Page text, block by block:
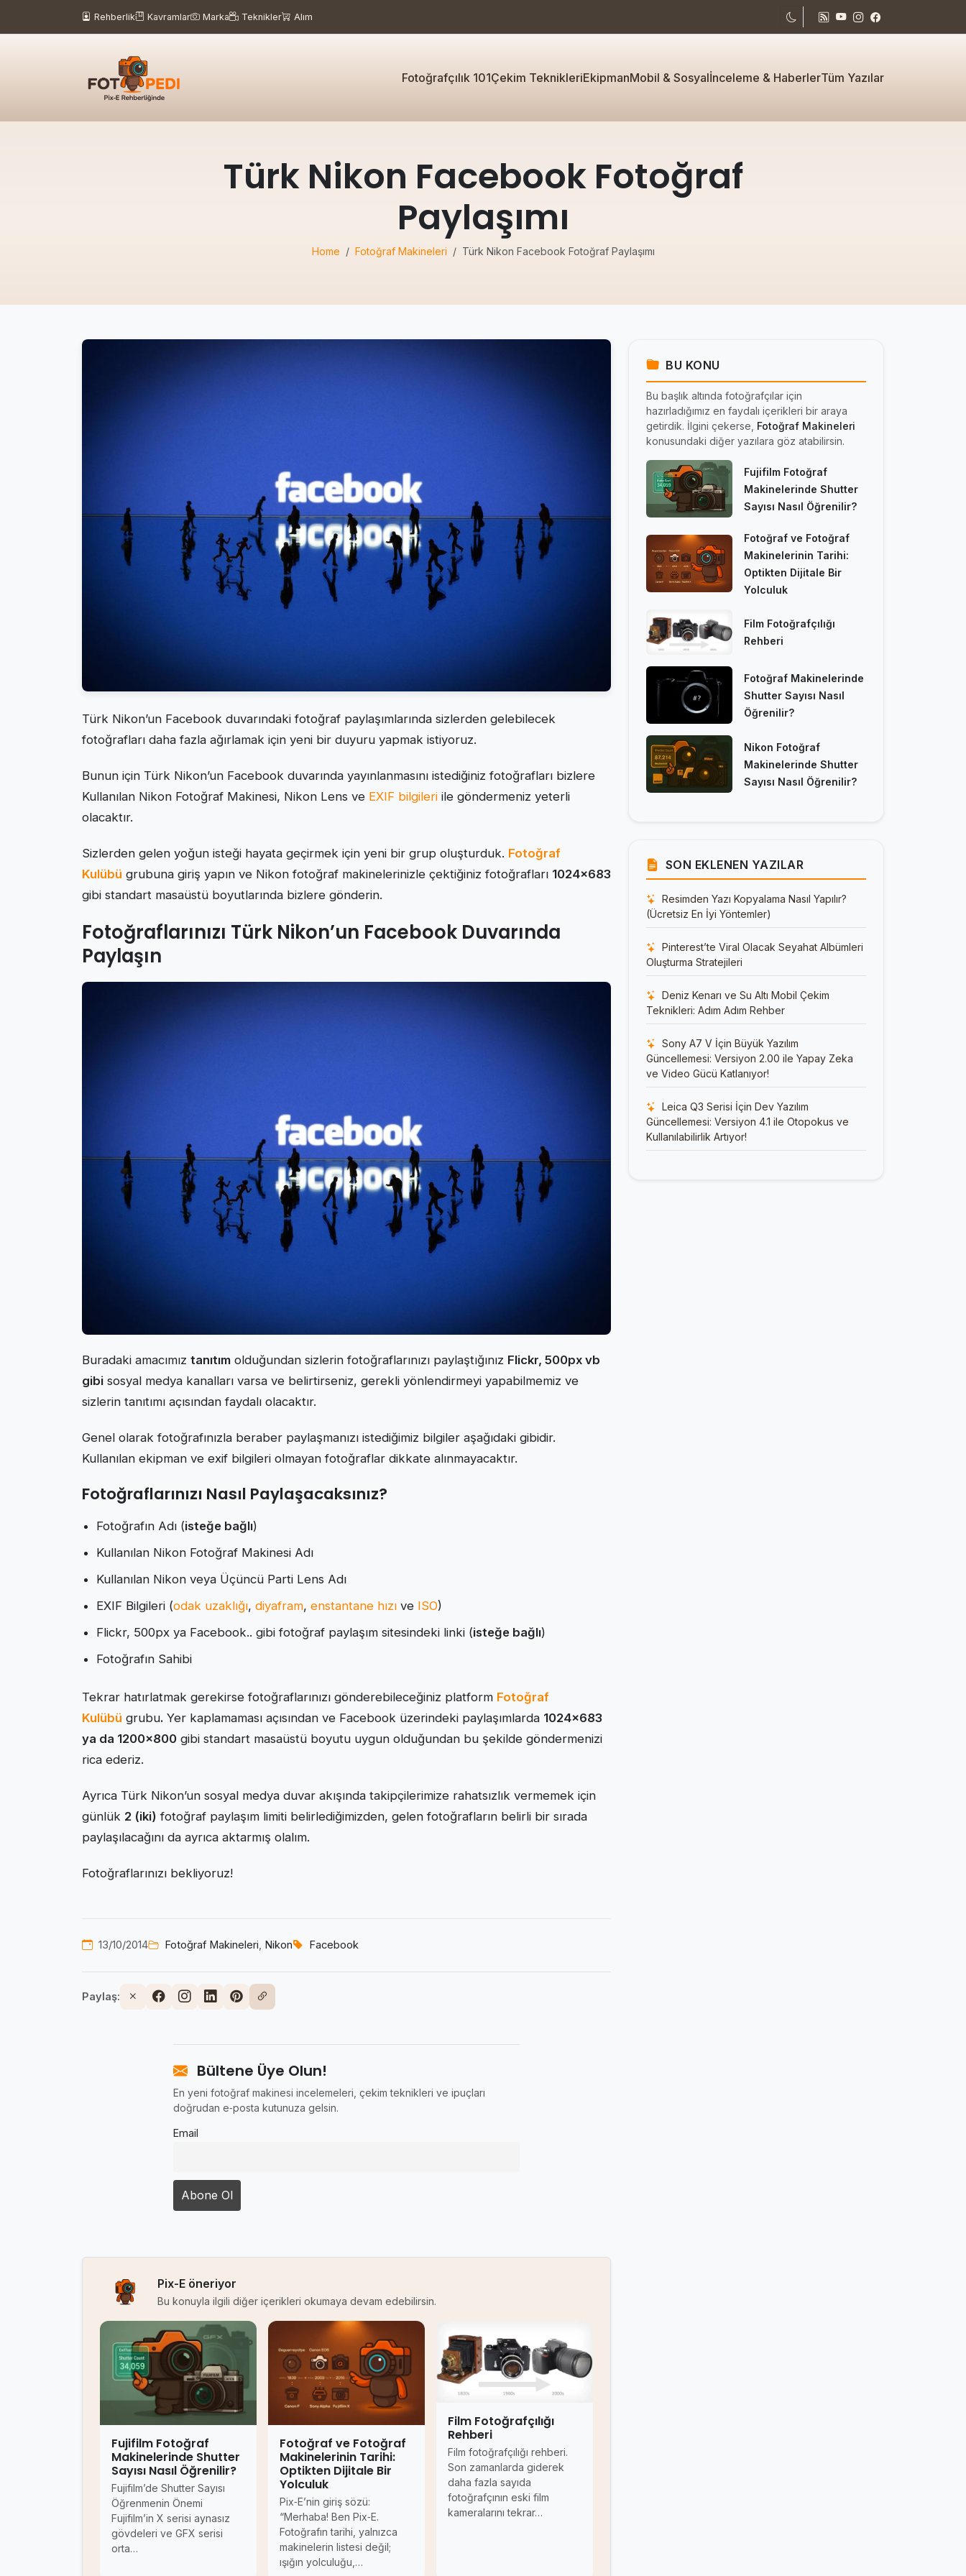
Rehberlik Kavramlar Marka Teknikler Alım
Fotoğrafçılık 101Çekim TeknikleriEkipmanMobil & Sosyalİnceleme & HaberlerTüm Yazılar
Türk Nikon Facebook Fotoğraf
Paylaşımı
Home Fotoğraf Makineleri Türk Nikon Facebook Fotoğraf Paylaşımı
Türk Nikon’un Facebook duvarındaki fotoğraf paylaşımlarında sizlerden gelebilecek
fotoğrafları daha fazla ağırlamak için yeni bir duyuru yapmak istiyoruz.
Bunun için Türk Nikon’un Facebook duvarında yayınlanmasını istediğiniz fotoğrafları bizlere
Kullanılan Nikon Fotoğraf Makinesi, Nikon Lens ve EXIF bilgileri ile göndermeniz yeterli
olacaktır.
Sizlerden gelen yoğun isteği hayata geçirmek için yeni bir grup oluşturduk. Fotoğraf
Kulübü grubuna giriş yapın ve Nikon fotoğraf makinelerinizle çektiğiniz fotoğrafları 1024×683
gibi standart masaüstü boyutlarında bizlere gönderin.
Fotoğraflarınızı Türk Nikon’un Facebook Duvarında
Paylaşın
Buradaki amacımız tanıtım olduğundan sizlerin fotoğraflarınızı paylaştığınız Flickr, 500px vb
gibi sosyal medya kanalları varsa ve belirtirseniz, gerekli yönlendirmeyi yapabilmemiz ve
sizlerin tanıtımı açısından faydalı olacaktır.
Genel olarak fotoğrafınızla beraber paylaşmanızı istediğimiz bilgiler aşağıdaki gibidir.
Kullanılan ekipman ve exif bilgileri olmayan fotoğraflar dikkate alınmayacaktır.
Fotoğraflarınızı Nasıl Paylaşacaksınız?
Fotoğrafın Adı (isteğe bağlı)
Kullanılan Nikon Fotoğraf Makinesi Adı
Kullanılan Nikon veya Üçüncü Parti Lens Adı
EXIF Bilgileri (odak uzaklığı, diyafram, enstantane hızı ve ISO)
Flickr, 500px ya Facebook.. gibi fotoğraf paylaşım sitesindeki linki (isteğe bağlı)
Fotoğrafın Sahibi
Tekrar hatırlatmak gerekirse fotoğraflarınızı gönderebileceğiniz platform Fotoğraf
Kulübü grubu. Yer kaplamaması açısından ve Facebook üzerindeki paylaşımlarda 1024×683
ya da 1200×800 gibi standart masaüstü boyutu uygun olduğundan bu şekilde göndermenizi
rica ederiz.
Ayrıca Türk Nikon’un sosyal medya duvar akışında takipçilerimize rahatsızlık vermemek için
günlük 2 (iki) fotoğraf paylaşım limiti belirlediğimizden, gelen fotoğrafların belirli bir sırada
paylaşılacağını da ayrıca aktarmış olalım.
Fotoğraflarınızı bekliyoruz!
13/10/2014 Fotoğraf Makineleri, Nikon Facebook
Paylaş:
Bültene Üye Olun!
En yeni fotoğraf makinesi incelemeleri, çekim teknikleri ve ipuçları
doğrudan e‑posta kutunuza gelsin.
Email
Pix-E öneriyor
Bu konuyla ilgili diğer içerikleri okumaya devam edebilirsin.
Fujifilm Fotoğraf
Makinelerinde Shutter
Sayısı Nasıl Öğrenilir?
Fujifilm’de Shutter Sayısı
Öğrenmenin Önemi
Fujifilm’in X serisi aynasız
gövdeleri ve GFX serisi
orta…
Fotoğraf ve Fotoğraf
Makinelerinin Tarihi:
Optikten Dijitale Bir
Yolculuk
Pix‑E’nin giriş sözü:
“Merhaba! Ben Pix‑E.
Fotoğrafın tarihi, yalnızca
makinelerin listesi değil;
ışığın yolculuğu,…
Film Fotoğrafçılığı
Rehberi
Film fotoğrafçılığı rehberi.
Son zamanlarda giderek
daha fazla sayıda
fotoğrafçının eski film
kameralarını tekrar…
BU KONU
Bu başlık altında fotoğrafçılar için
hazırladığımız en faydalı içerikleri bir araya
getirdik. İlgini çekerse, Fotoğraf Makineleri
konusundaki diğer yazılara göz atabilirsin.
Fujifilm Fotoğraf
Makinelerinde Shutter
Sayısı Nasıl Öğrenilir?
Fotoğraf ve Fotoğraf
Makinelerinin Tarihi:
Optikten Dijitale Bir
Yolculuk
Film Fotoğrafçılığı
Rehberi
Fotoğraf Makinelerinde
Shutter Sayısı Nasıl
Öğrenilir?
Nikon Fotoğraf
Makinelerinde Shutter
Sayısı Nasıl Öğrenilir?
SON EKLENEN YAZILAR
Resimden Yazı Kopyalama Nasıl Yapılır?
(Ücretsiz En İyi Yöntemler)
Pinterest’te Viral Olacak Seyahat Albümleri
Oluşturma Stratejileri
Deniz Kenarı ve Su Altı Mobil Çekim
Teknikleri: Adım Adım Rehber
Sony A7 V İçin Büyük Yazılım
Güncellemesi: Versiyon 2.00 ile Yapay Zeka
ve Video Gücü Katlanıyor!
Leica Q3 Serisi İçin Dev Yazılım
Güncellemesi: Versiyon 4.1 ile Otopokus ve
Kullanılabilirlik Artıyor!